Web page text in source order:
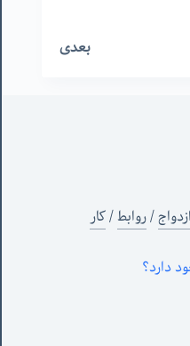
بعدی
/روابط/کار
دارد؟